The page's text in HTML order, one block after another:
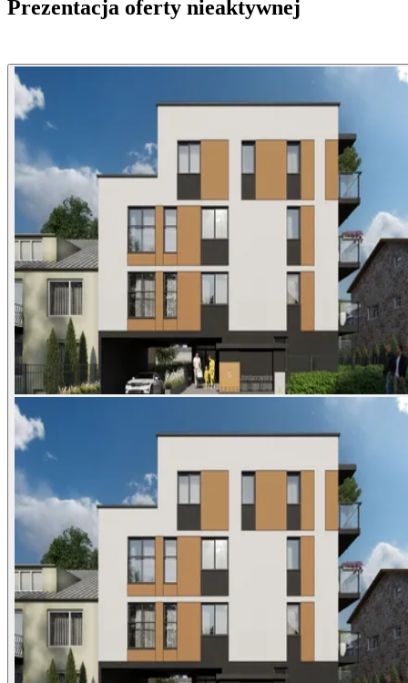
Prezentacja oferty nieaktywnej